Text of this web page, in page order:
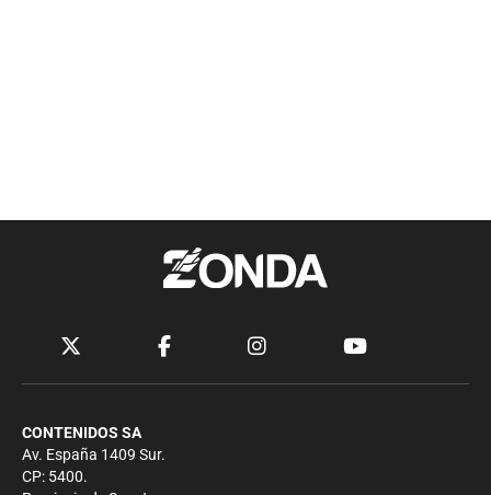
CONTENIDOS SA
Av. España 1409 Sur.
CP: 5400.